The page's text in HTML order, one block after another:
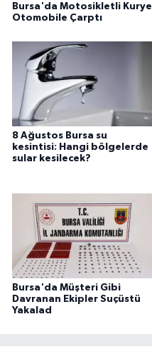
Bursa'da Motosikletli Kurye
Otomobile Çarptı
8 Ağustos Bursa su
kesintisi: Hangi bölgelerde
sular kesilecek?
Bursa'da Müşteri Gibi
Davranan Ekipler Suçüstü
Yakalad